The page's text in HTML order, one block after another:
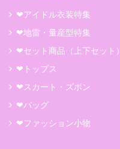
❤アイドル衣装特集
❤地雷・量産型特集
❤セット商品（上下セット）
❤トップス
❤スカート・ズボン
❤バッグ
❤ファッション小物